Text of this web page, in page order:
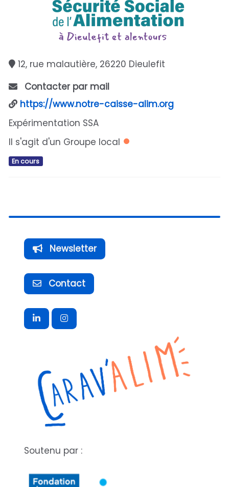
12, rue malautière, 26220 Dieulefit
Contacter par mail
https://www.notre-caisse-alim.org
Expérimentation SSA
Il s'agit d'un Groupe local
En cours
Newsletter
Contact
Soutenu par :